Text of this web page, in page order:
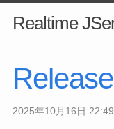
Realtime
2025年10月16日 22:49